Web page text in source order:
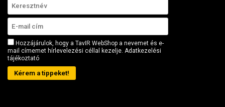
Hozzájárulok, hogy a TavIR WebShop a nevemet és e-
mail címemet hírlevelezési céllal kezelje. Adatkezelési
tájékoztató
Kérem a tippeket!